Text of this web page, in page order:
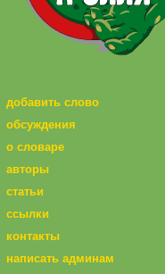
добавить слово
обсуждения
о словаре
авторы
статьи
ссылки
контакты
написать админам